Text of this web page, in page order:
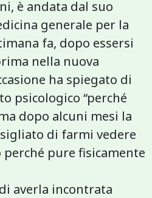
è andata dal suo
generale per la
fa, dopo essersi
nella nuova
ha spiegato di
psicologico “perché
dopo alcuni mesi la
di farmi vedere
perché pure fisicamente
averla incontrata